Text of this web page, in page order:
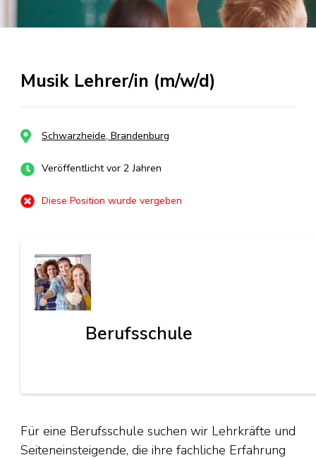
Musik Lehrer/in (m/w/d)
Schwarzheide, Brandenburg
Veröffentlicht vor 2 Jahren
Diese Position wurde vergeben
Berufsschule
Für eine Berufsschule suchen wir Lehrkräfte und
Seiteneinsteigende, die ihre fachliche Erfahrung